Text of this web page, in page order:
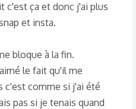
c'est ça et donc j'ai plus
et insta.
bloque à la fin.
le fait qu'il me
c'est comme si j'ai été
pas si je tenais quand